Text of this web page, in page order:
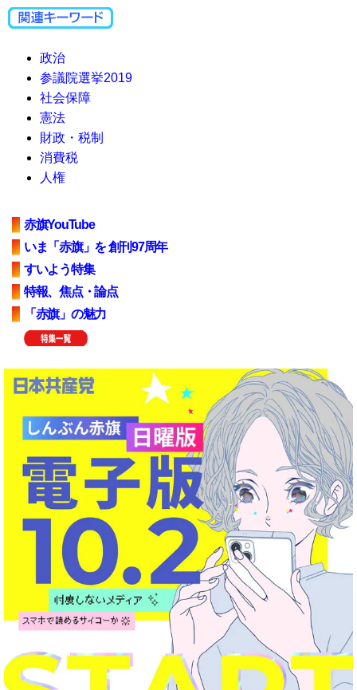
政治
参議院選挙2019
社会保障
憲法
財政・税制
消費税
人権
赤旗YouTube
いま「赤旗」を 創刊97周年
すいよう特集
特報、焦点・論点
「赤旗」の魅力